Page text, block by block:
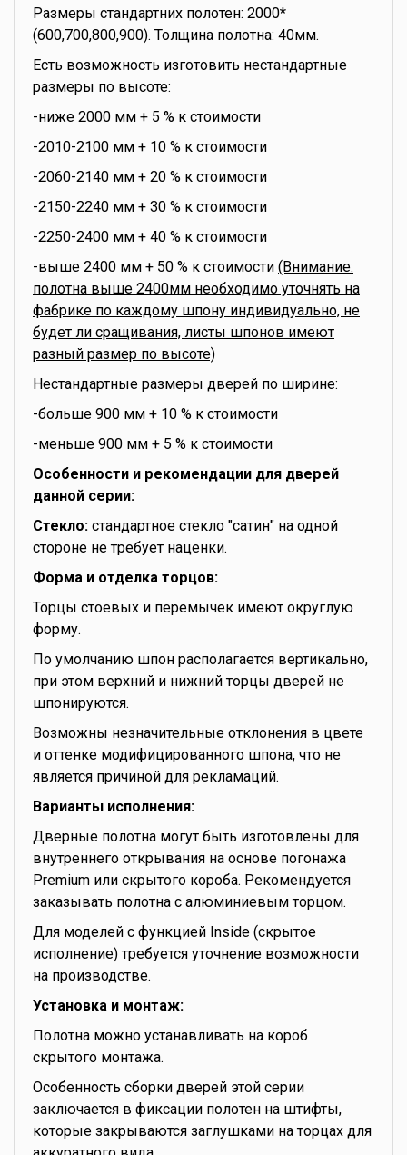
Размеры стандартних полотен: 2000*
(600,700,800,900). Толщина полотна: 40мм.
Есть возможность изготовить нестандартные
размеры по высоте:
-ниже 2000 мм + 5 % к стоимости
-2010-2100 мм + 10 % к стоимости
-2060-2140 мм + 20 % к стоимости
-2150-2240 мм + 30 % к стоимости
-2250-2400 мм + 40 % к стоимости
-выше 2400 мм + 50 % к стоимости (Внимание:
полотна выше 2400мм необходимо уточнять на
фабрике по каждому шпону индивидуально, не
будет ли сращивания, листы шпонов имеют
разный размер по высоте)
Нестандартные размеры дверей по ширине:
-больше 900 мм + 10 % к стоимости
-меньше 900 мм + 5 % к стоимости
Особенности и рекомендации для дверей
данной серии:
Стекло: стандартное стекло "сатин" на одной
стороне не требует наценки.
Форма и отделка торцов:
Торцы стоевых и перемычек имеют округлую
форму.
По умолчанию шпон располагается вертикально,
при этом верхний и нижний торцы дверей не
шпонируются.
Возможны незначительные отклонения в цвете
и оттенке модифицированного шпона, что не
является причиной для рекламаций.
Варианты исполнения:
Дверные полотна могут быть изготовлены для
внутреннего открывания на основе погонажа
Premium или скрытого короба. Рекомендуется
заказывать полотна с алюминиевым торцом.
Для моделей с функцией Inside (скрытое
исполнение) требуется уточнение возможности
на производстве.
Установка и монтаж:
Полотна можно устанавливать на короб
скрытого монтажа.
Особенность сборки дверей этой серии
заключается в фиксации полотен на штифты,
которые закрываются заглушками на торцах для